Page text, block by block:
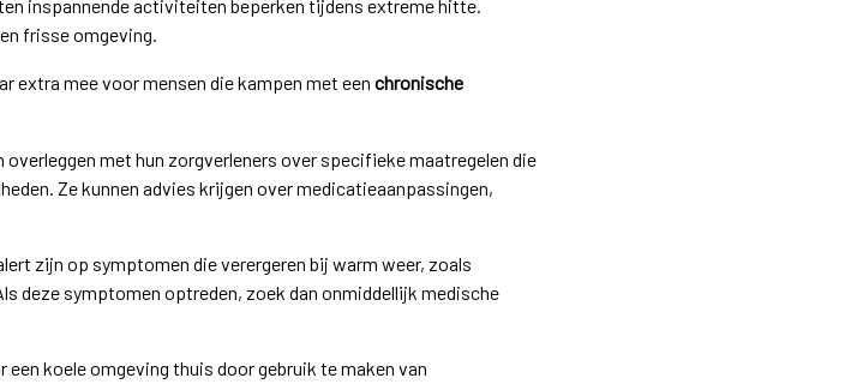
inspannende activiteiten beperken tijdens extreme hitte.
frisse omgeving.
extra mee voor mensen die kampen met een chronische
met hun zorgverleners over specifieke maatregelen die
Ze kunnen advies krijgen over medicatieaanpassingen,
zijn op symptomen die verergeren bij warm weer, zoals
deze symptomen optreden, zoek dan onmiddellijk medische
koele omgeving thuis door gebruik te maken van